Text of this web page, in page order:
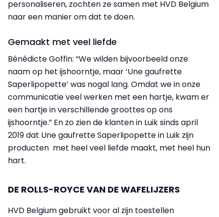
personaliseren, zochten ze samen met HVD Belgium
naar een manier om dat te doen.
Gemaakt met veel liefde
Bénédicte Goffin: “We wilden bijvoorbeeld onze
naam op het ijshoorntje, maar ‘Une gaufrette
Saperlipopette’ was nogal lang. Omdat we in onze
communicatie veel werken met een hartje, kwam er
een hartje in verschillende groottes op ons
ijshoorntje.” En zo zien de klanten in Luik sinds april
2019 dat Une gaufrette Saperlipopette in Luik zijn
producten met heel veel liefde maakt, met heel hun
hart.
DE ROLLS-ROYCE VAN DE WAFELIJZERS
HVD Belgium gebruikt voor al zijn toestellen